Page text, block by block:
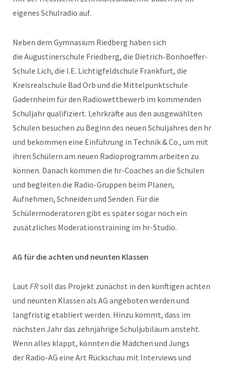
eigenes Schulradio auf.
Neben dem Gymnasium Riedberg haben sich
die Augustinerschule Friedberg, die Dietrich-Bonhoeffer-
Schule Lich, die I.E. Lichtigfeldschule Frankfurt, die
Kreisrealschule Bad Orb und die Mittelpunktschule
Gadernheim für den Radiowettbewerb im kommenden
Schuljahr qualifiziert. Lehrkräfte aus den ausgewählten
Schulen besuchen zu Beginn des neuen Schuljahres den hr
und bekommen eine Einführung in Technik & Co., um mit
ihren Schülern am neuen Radioprogramm arbeiten zu
können. Danach kommen die hr-Coaches an die Schulen
und begleiten die Radio-Gruppen beim Planen,
Aufnehmen, Schneiden und Senden. Für die
Schülermoderatoren gibt es später sogar noch ein
zusätzliches Moderationstraining im hr-Studio.
AG für die achten und neunten Klassen
Laut FRsoll das Projekt zunächst in den künftigen achten
und neunten Klassen als AG angeboten werden und
langfristig etabliert werden. Hinzu kommt, dass im
nächsten Jahr das zehnjährige Schuljubiläum ansteht.
Wenn alles klappt, könnten die Mädchen und Jungs
der Radio-AG eine Art Rückschau mit Interviews und